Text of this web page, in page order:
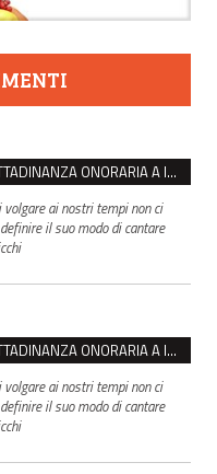
VENTASSO, SÌ ALLA CITTADINANZA ONORARIA A IVA ZANICCHI. MA BARGIACCHI: “È DI PESSIMO GUSTO”
ai nostri tempi non ci
il suo modo di cantare
VENTASSO, SÌ ALLA CITTADINANZA ONORARIA A IVA ZANICCHI. MA BARGIACCHI: “È DI PESSIMO GUSTO”
ai nostri tempi non ci
il suo modo di cantare